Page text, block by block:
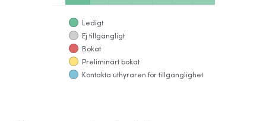
Ledigt
Ej tillgängligt
Bokat
Preliminärt bokat
Kontakta uthyraren för tillgänglighet